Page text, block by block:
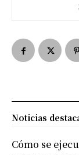
Noticias
Cómo se